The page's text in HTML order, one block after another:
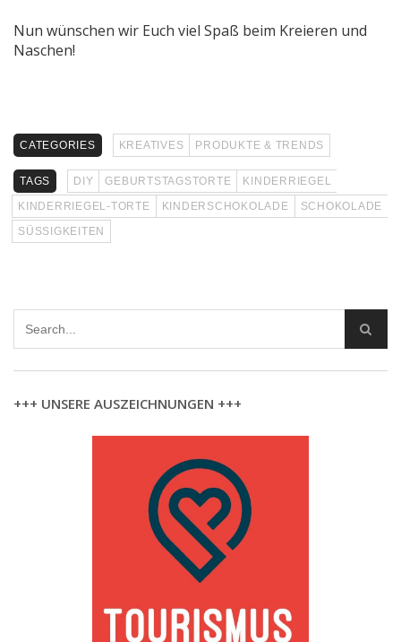
Nun wünschen wir Euch viel Spaß beim Kreieren und
Naschen!
CATEGORIES KREATIVES PRODUKTE & TRENDS
TAGS DIY GEBURTSTAGSTORTE
KINDERRIEGEL
KINDERRIEGEL-TORTE
KINDERSCHOKOLADE
SCHOKOLADE
SÜSSIGKEITEN
+++ UNSERE AUSZEICHNUNGEN +++